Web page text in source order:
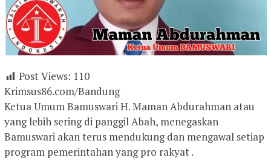
Post Views: 110
Krimsus86.com/Bandung
Ketua Umum Bamuswari H. Maman Abdurahman atau
yang lebih sering di panggil Abah, menegaskan
Bamuswari akan terus mendukung dan mengawal setiap
program pemerintahan yang pro rakyat .